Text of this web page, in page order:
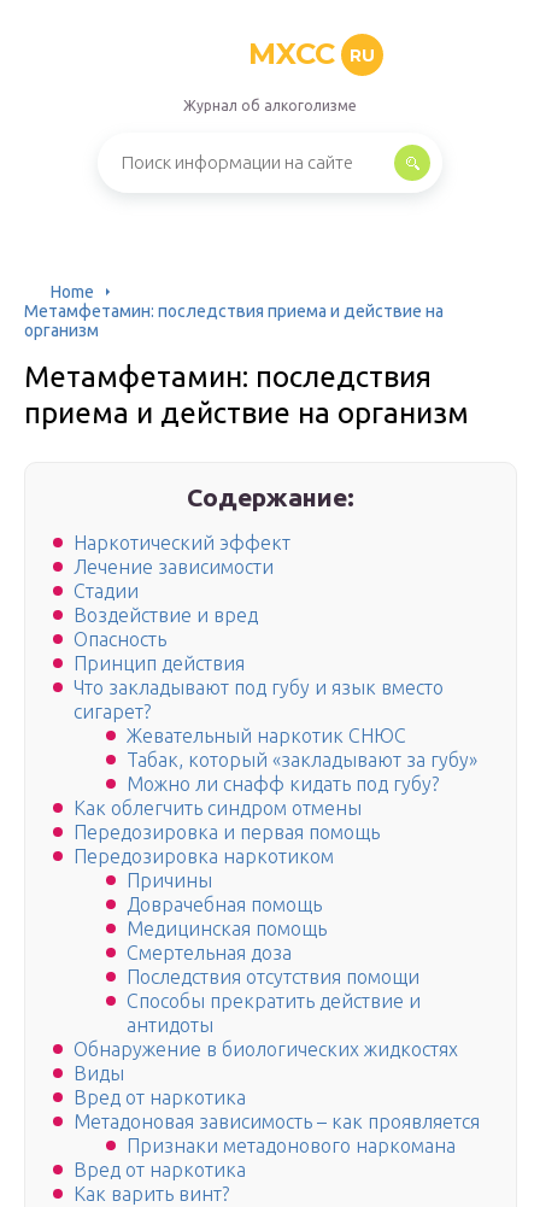
MXCC RU
Журнал об алкоголизме
Home
Метамфетамин: последствия приема и действие на
организм
Метамфетамин: последствия
приема и действие на организм
Содержание:
Наркотический эффект
Лечение зависимости
Стадии
Воздействие и вред
Опасность
Принцип действия
Что закладывают под губу и язык вместо
сигарет?
Жевательный наркотик СНЮС
Табак, который «закладывают за губу»
Можно ли снафф кидать под губу?
Как облегчить синдром отмены
Передозировка и первая помощь
Передозировка наркотиком
Причины
Доврачебная помощь
Медицинская помощь
Смертельная доза
Последствия отсутствия помощи
Способы прекратить действие и
антидоты
Обнаружение в биологических жидкостях
Виды
Вред от наркотика
Метадоновая зависимость – как проявляется
Признаки метадонового наркомана
Вред от наркотика
Как варить винт?